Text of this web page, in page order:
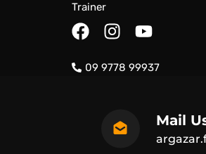
Trainer
F
a
c
e
I
n
s
t
r
Y
o
u
t
09 9778 99937
Mail